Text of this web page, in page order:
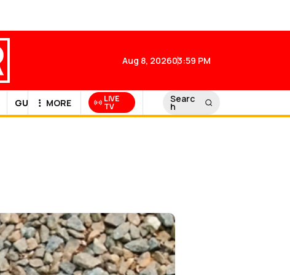
Aug 8, 202603:59 PM
GULF NEWS
MORE LIVE
TV
Searc
h